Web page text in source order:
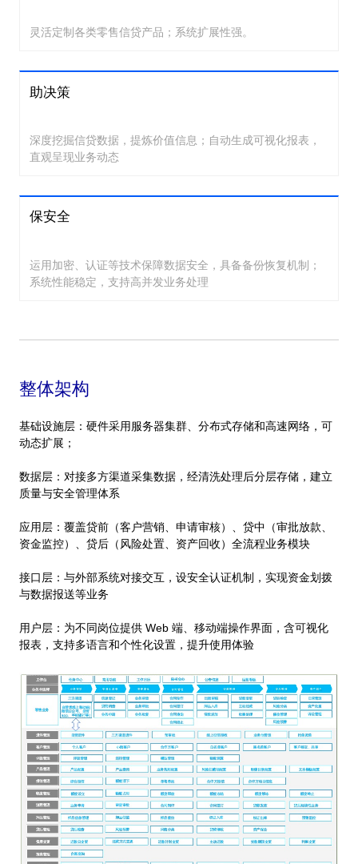
灵活定制各类零售信贷产品；系统扩展性强。
助决策
深度挖掘信贷数据，提炼价值信息；自动生成可视化报表，
直观呈现业务动态
保安全
运用加密、认证等技术保障数据安全，具备备份恢复机制；
系统性能稳定，支持高并发业务处理
整体架构
基础设施层：硬件采用服务器集群、分布式存储和高速网络，可
动态扩展；
数据层：对接多方渠道采集数据，经清洗处理后分层存储，建立
质量与安全管理体系
应用层：覆盖贷前（客户营销、申请审核）、贷中（审批放款、
资金监控）、贷后（风险处置、资产回收）全流程业务模块
接口层：与外部系统对接交互，设安全认证机制，实现资金划拨
与数据报送等业务
用户层：为不同岗位提供 Web 端、移动端操作界面，含可视化
报表，支持多语言和个性化设置，提升使用体验